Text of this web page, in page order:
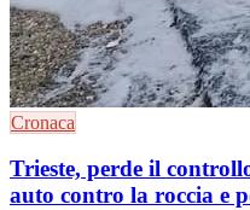
Cronaca
Trieste, perde il
auto contro la roccia e